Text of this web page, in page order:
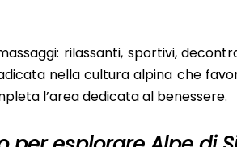
rilassanti, sportivi,
nella cultura alpina che
l’area dedicata al benessere.